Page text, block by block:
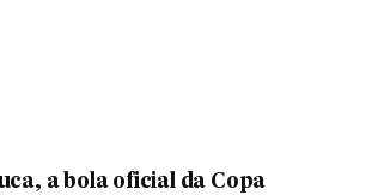
a bola oficial da Copa